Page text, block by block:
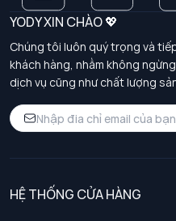
YODY XIN CHÀO 💖
Chúng tôi luôn quý trọng và
khách hàng, nhằm không
dịch vụ cũng như chất lượng
HỆ THỐNG CỬA HÀNG